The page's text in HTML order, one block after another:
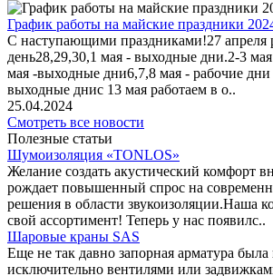
График работы на майские праздники
С наступающими праздниками!27 апреля
день28,29,30,1 мая - выходные дни.2-3
мая -выходные дни6,7,8 мая - рабочие дни
выходные днис 13 мая работаем в о..
25.04.2024
Смотреть все новости
Полезные статьи
Шумоизоляция «TONLOS»
Желание создать акустический комфорт
рождает повышенный спрос на
решения в области звукоизоляции.Наша
свой ассортимент! Теперь у нас появилс..
Шаровые краны SAS
Еще не так давно запорная арматура была
исключительно вентилями или